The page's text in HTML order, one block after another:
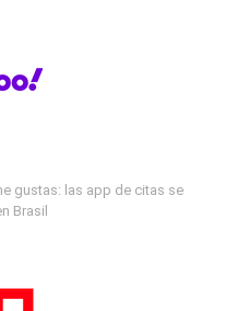
gustas: las app de citas se
Brasil